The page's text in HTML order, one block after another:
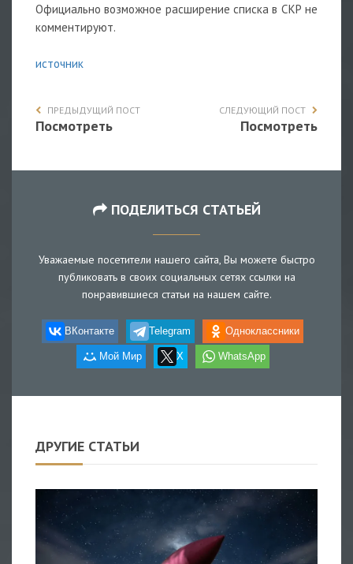
Официально возможное расширение списка в СКР не
комментируют.
источник
ПРЕДЫДУЩИЙ ПОСТ
Посмотреть
СЛЕДУЮЩИЙ ПОСТ
Посмотреть
ПОДЕЛИТЬСЯ СТАТЬЕЙ
Уважаемые посетители нашего сайта, Вы можете быстро
публиковать в своих социальных сетях ссылки на
понравившиеся статьи на нашем сайте.
ВКонтакте Telegram Одноклассники
Мой Мир X WhatsApp
ДРУГИЕ СТАТЬИ